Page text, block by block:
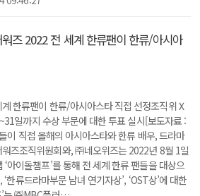
즈 2022 전 세계 한류팬이 한류/아시아
한류팬이 한류/아시아스타 직접 선정조직위Ⅹ
일까지 수상 부문에 대한 투표 실시[보도자료 :
이 직접 올해의 아시아스타와 한류 배우, 드라마
즈조직위원회와, ㈜네오위즈는 2022년 8월 1일
아이돌챔프’를 통해 전 세계 한류 팬들을 대상으
한류드라마부문 남녀 연기자상’, ‘OST상’에 대한